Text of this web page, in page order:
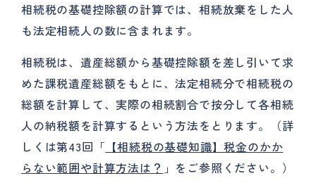
相続税の基礎控除額の計算では、相続放棄をした人
も法定相続人の数に含まれます。
相続税は、遺産総額から基礎控除額を差し引いて求
めた課税遺産総額をもとに、法定相続分で相続税の
総額を計算して、実際の相続割合で按分して各相続
人の納税額を計算するという方法をとります。（詳
しくは第43回「 【相続税の基礎知識】税金のかか
らない範囲や計算方法は？ 」をご参照ください。）